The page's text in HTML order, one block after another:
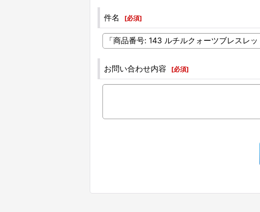
件名 [必須]
お問い合わせ内容 [必須]